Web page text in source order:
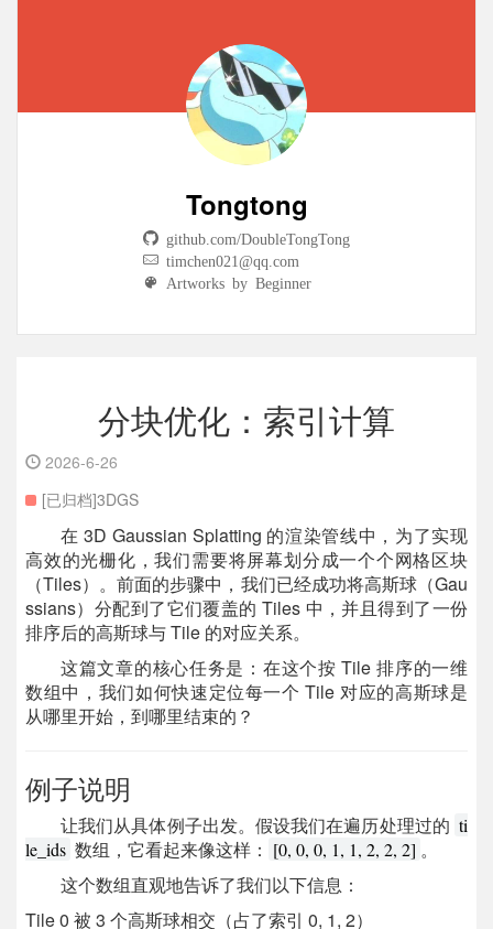
Tongtong
github.com/DoubleTongTong
timchen021@qq.com
Artworks by Beginner
分块优化：索引计算
2026-6-26
[已归档]3DGS
在 3D Gaussian Splatting 的渲染管线中，为了实现
高效的光栅化，我们需要将屏幕划分成一个个网格区块
（Tiles）。前面的步骤中，我们已经成功将高斯球（Gau
ssians）分配到了它们覆盖的 Tiles 中，并且得到了一份
排序后的高斯球与 Tile 的对应关系。
这篇文章的核心任务是：在这个按 Tile 排序的一维
数组中，我们如何快速定位每一个 Tile 对应的高斯球是
从哪里开始，到哪里结束的？
例子说明
让我们从具体例子出发。假设我们在遍历处理过的 ti
le_ids 数组，它看起来像这样： [0, 0, 0, 1, 1, 2, 2, 2] 。
这个数组直观地告诉了我们以下信息：
Tile 0 被 3 个高斯球相交（占了索引 0, 1, 2）